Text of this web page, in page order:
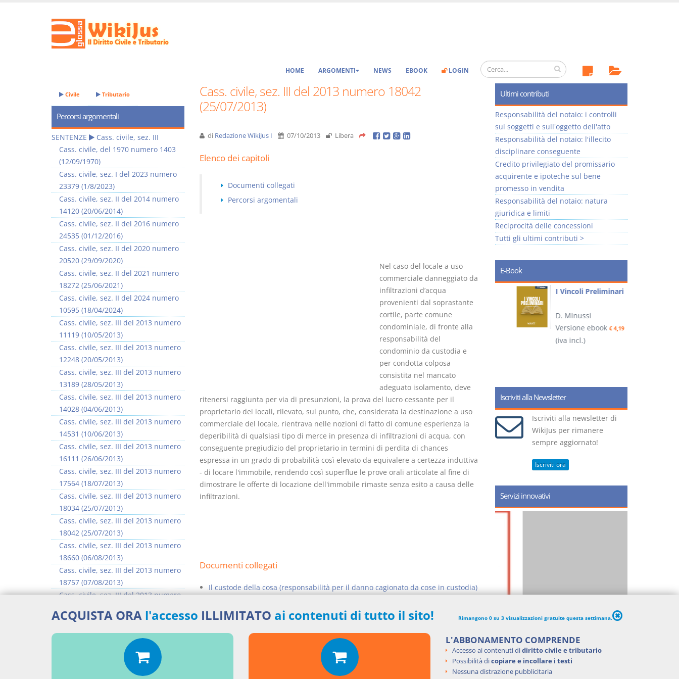
HOME ARGOMENTI NEWS EBOOK LOGIN
Cass. civile, sez. III del 2013 numero 18042
(25/07/2013)
di Redazione WikiJus I 07/10/2013 Libera
Elenco dei capitoli
Documenti collegati
Percorsi argomentali
Nel caso del locale a uso
commerciale danneggiato da
infiltrazioni d’acqua
provenienti dal soprastante
cortile, parte comune
condominiale, di fronte alla
responsabilità del
condominio da custodia e
per condotta colposa
consistita nel mancato
adeguato isolamento, deve
ritenersi raggiunta per via di presunzioni, la prova del lucro cessante per il
proprietario dei locali, rilevato, sul punto, che, considerata la destinazione a uso
commerciale del locale, rientrava nelle nozioni di fatto di comune esperienza la
deperibilità di qualsiasi tipo di merce in presenza di infiltrazioni di acqua, con
conseguente pregiudizio del proprietario in termini di perdita di chances
espressa in un grado di probabilità così elevato da equivalere a certezza induttiva
- di locare l'immobile, rendendo così superflue le prove orali articolate al fine di
dimostrare le offerte di locazione dell'immobile rimaste senza esito a causa delle
infiltrazioni.
Documenti collegati
Il custode della cosa (responsabilità per il danno cagionato da cose in custodia)
Civile Tributario
Percorsi argomentali
SENTENZE
Cass. civile, sez. III
Cass. civile, del 1970 numero 1403
(12/09/1970)
Cass. civile, sez. I del 2023 numero
23379 (1/8/2023)
Cass. civile, sez. II del 2014 numero
14120 (20/06/2014)
Cass. civile, sez. II del 2016 numero
24535 (01/12/2016)
Cass. civile, sez. II del 2020 numero
20520 (29/09/2020)
Cass. civile, sez. II del 2021 numero
18272 (25/06/2021)
Cass. civile, sez. II del 2024 numero
10595 (18/04/2024)
Cass. civile, sez. III del 2013 numero
11119 (10/05/2013)
Cass. civile, sez. III del 2013 numero
12248 (20/05/2013)
Cass. civile, sez. III del 2013 numero
13189 (28/05/2013)
Cass. civile, sez. III del 2013 numero
14028 (04/06/2013)
Cass. civile, sez. III del 2013 numero
14531 (10/06/2013)
Cass. civile, sez. III del 2013 numero
16111 (26/06/2013)
Cass. civile, sez. III del 2013 numero
17564 (18/07/2013)
Cass. civile, sez. III del 2013 numero
18034 (25/07/2013)
Cass. civile, sez. III del 2013 numero
18042 (25/07/2013)
Cass. civile, sez. III del 2013 numero
18660 (06/08/2013)
Cass. civile, sez. III del 2013 numero
18757 (07/08/2013)
Cass. civile, sez. III del 2013 numero
Cass. civile, sez. III del 2013 numero
18923 (08/08/2013)
>> Vai all'argomento completo
Ultimi contributi
Responsabilità del notaio: i controlli
sui soggetti e sull'oggetto dell'atto
Responsabilità del notaio: l'illecito
disciplinare conseguente
Credito privilegiato del promissario
acquirente e ipoteche sul bene
promesso in vendita
Responsabilità del notaio: natura
giuridica e limiti
Reciprocità delle concessioni
Tutti gli ultimi contributi >
E-Book
relazione giuridica
Versione ebook
I Singoli Contratti
D. Minussi
Versione ebook
(iva incl.)
Le Società di
Persone
D. Minussi
Versione ebook
(iva incl.)
I Vincoli Preliminari
D. Minussi
Versione ebook€ 4,19
(iva incl.)
Iscriviti alla Newsletter
Iscriviti alla newsletter di
WikiJus per rimanere
sempre aggiornato!
Iscriviti ora
Servizi innovativi
ACQUISTA ORA l'accesso ILLIMITATO ai contenuti di tutto il sito! Rimangono 0 su 3 visualizzazioni gratuite questa settimana.
L'ABBONAMENTO COMPRENDE
Accesso ai contenuti didiritto civile e tributario
Possibilità dicopiare e incollare i testi
Nessuna distrazione pubblicitaria